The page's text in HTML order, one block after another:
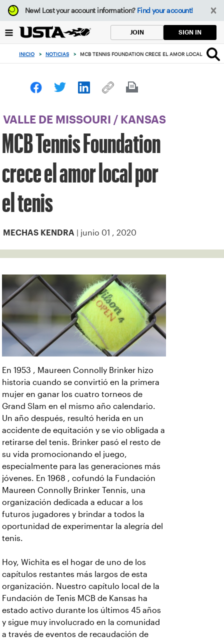
Enfoque
desde
botón
volver
principio
New!Lost your account information? Find your account!
JOIN SIGN IN
INICIO > NOTICIAS > MCB TENNIS FOUNDATION CRECE EL AMOR LOCAL POR EL
VALLE DE MISSOURI / KANSAS
MCB Tennis Foundation
crece el amor local por
el tenis
MECHAS KENDRA | junio 01 , 2020
En 1953 , Maureen Connolly Brinker hizo
historia cuando se convirtió en la primera
mujer en ganar los cuatro torneos de
Grand Slam en el mismo año calendario.
Un año después, resultó herida en un
accidente de equitación y se vio obligada a
retirarse del tenis. Brinker pasó el resto de
su vida promocionando el juego,
especialmente para las generaciones más
jóvenes. En 1968 , cofundó la Fundación
Maureen Connolly Brinker Tennis, una
organización dedicada a educar a los
futuros jugadores y brindar a todos la
oportunidad de experimentar la alegría del
tenis.
Hoy, Wichita es el hogar de uno de los
capítulos restantes más largos de esta
organización. Nuestro capítulo local de la
Fundación de Tenis MCB de Kansas ha
estado activo durante los últimos 45 años
y sigue muy involucrado en la comunidad
a través de eventos de recaudación de